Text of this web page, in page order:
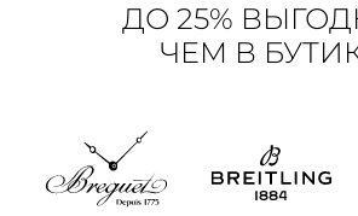
ДО 25%
ЧЕМ В